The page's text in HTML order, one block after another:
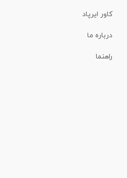
کاور ایرپاد
درباره ما
راهنما